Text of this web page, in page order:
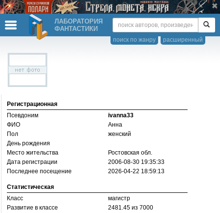
ЛАБОРАТОРИЯ
ФАНТАСТИКИ
расширенный
поиск по жанру
Регистрационная
Псевдоним
ivanna33
ФИО
Анна
Пол
женский
День рождения
Место жительства
Ростовская обл.
Дата регистрации
2006-08-30 19:35:33
Последнее посещение
2026-04-22 18:59:13
Статистическая
Класс
магистр
Развитие в классе
2481.45 из 7000